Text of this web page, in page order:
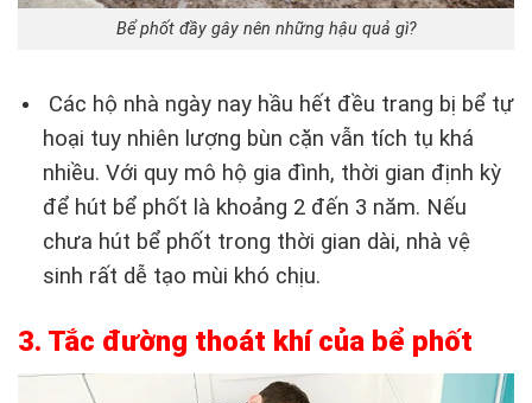
Bể phốt đầy gây nên những hậu quả gì?
Các hộ nhà ngày nay hầu hết đều trang bị bể tự
hoại tuy nhiên lượng bùn cặn vẫn tích tụ khá
nhiều. Với quy mô hộ gia đình, thời gian định kỳ
để hút bể phốt là khoảng 2 đến 3 năm. Nếu
chưa hút bể phốt trong thời gian dài, nhà vệ
sinh rất dễ tạo mùi khó chịu.
3. Tắc đường thoát khí của bể phốt